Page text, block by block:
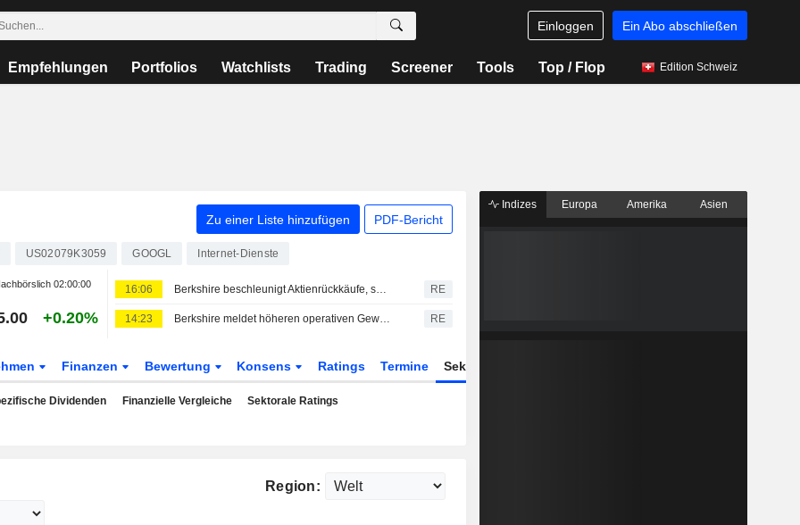
Einloggen Ein Abo abschließen
Empfehlungen Portfolios Watchlists Trading Screener Tools Top / Flop Edition Schweiz
Zu einer Liste hinzufügen PDF-Bericht
US02079K3059 GOOGL Internet-Dienste
02:00:00
+0.20%
16:06 Berkshire beschleunigt Aktienrückkäufe, senkt Cash-Bestand - Gewinn übertrifft Erwartungen RE
14:23 Berkshire meldet höheren operativen Gewinn und tätigt Aktienrückkäufe RE
Finanzen Bewertung Konsens Ratings Termine Sektor
Dividenden Finanzielle Vergleiche Sektorale Ratings
Region:
Indizes Europa Amerika Asien